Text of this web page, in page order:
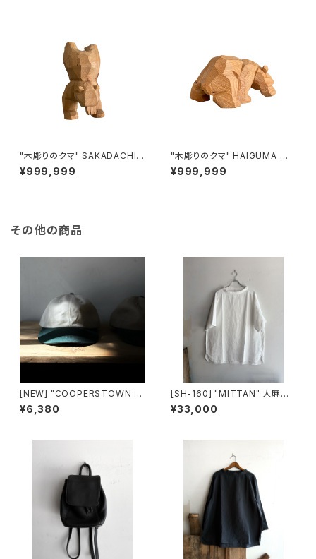
"木彫りのクマ" SAKADACHI
made in HOKKAIDO (オンコ)
¥999,999
"木彫りのクマ" HAIGUMA ma
de in HOKKAIDO (オンコ)
¥999,999
その他の商品
[NEW] "COOPERSTOWN B
ALL CAP" 2-tone TWILL C
AP made in USA
¥6,380
[SH-160] "MITTAN" 大麻プ
ルオーバーシャツ
¥33,000